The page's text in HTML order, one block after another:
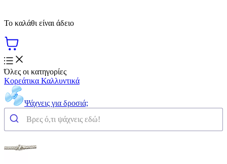
Το καλάθι είναι άδειο
Όλες οι κατηγορίες
Κορεάτικα Καλλυντικά
Ψάχνεις για δροσιά;